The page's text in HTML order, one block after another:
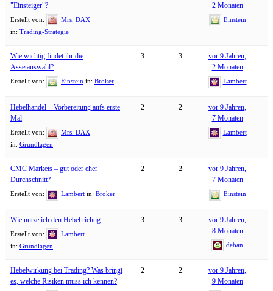
"Einsteiger"?
Erstellt von:
Mrs. DAX
in: Trading-Strategie
2 Monaten
Einstein
Wie wichtig findet ihr die
Assetauswahl?
Erstellt von: Einstein in: Broker
3 3
vor 9 Jahren,
2 Monaten
Lambert
Hebelhandel – Vorbereitung aufs erste
Mal
Erstellt von:
Mrs. DAX
in: Grundlagen
2 2
vor 9 Jahren,
7 Monaten
Lambert
CMC Markets – gut oder eher
Durchschnitt?
Erstellt von: Lambert in: Broker
2 2
vor 9 Jahren,
7 Monaten
Einstein
Wie nutze ich den Hebel richtig
Erstellt von:
Lambert
in: Grundlagen
3 3
vor 9 Jahren,
8 Monaten
deban
Hebelwirkung bei Trading? Was bringt
es, welche Risiken muss ich kennen?
2 2
vor 9 Jahren,
9 Monaten